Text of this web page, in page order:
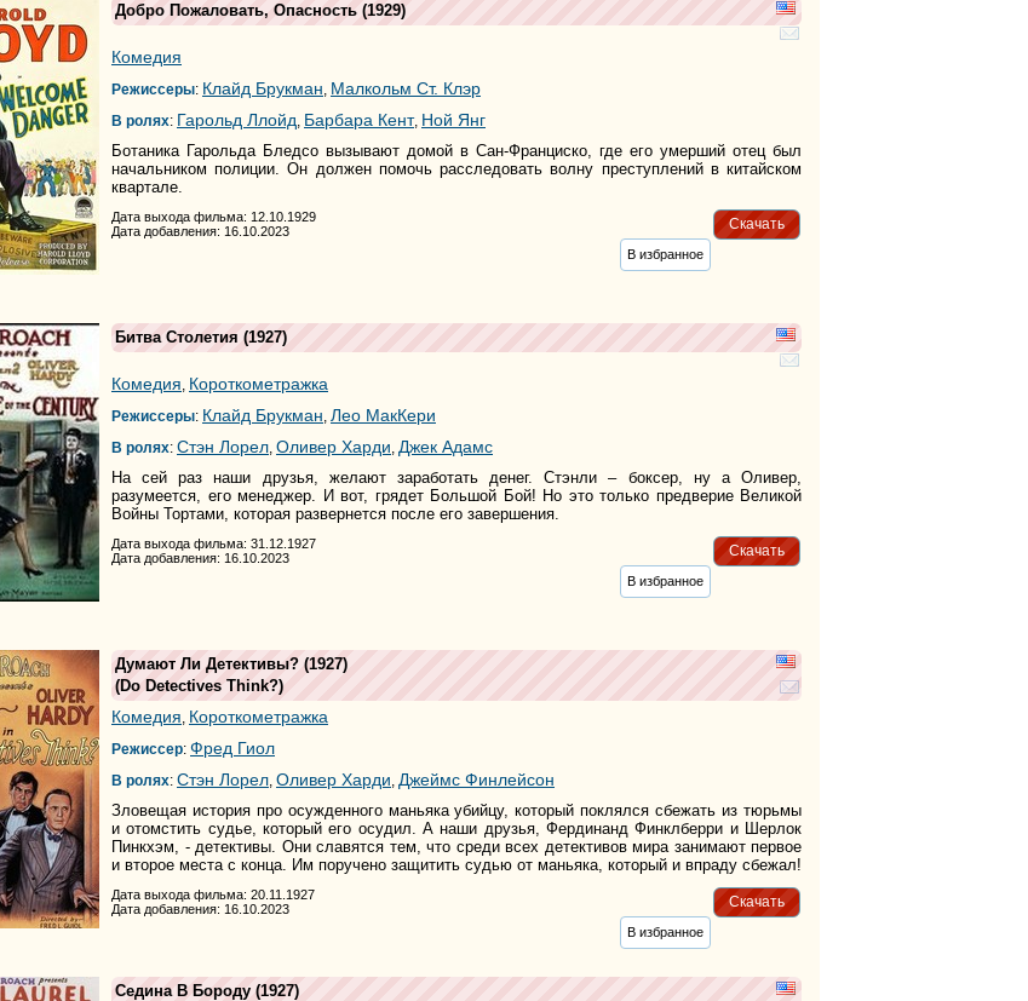
Добро Пожаловать, Опасность (1929)
Комедия
Режиссеры: Клайд Брукман, Малкольм Ст. Клэр
В ролях: Гарольд Ллойд, Барбара Кент, Ной Янг
Ботаника Гарольда Бледсо вызывают домой в Сан-Франциско, где его умерший отец был
начальником полиции. Он должен помочь расследовать волну преступлений в китайском
квартале.
Скачать
Дата выхода фильма: 12.10.1929
Дата добавления: 16.10.2023
В избранное
Битва Столетия (1927)
Комедия, Короткометражка
Режиссеры: Клайд Брукман, Лео МакКери
В ролях: Стэн Лорел, Оливер Харди, Джек Адамс
На сей раз наши друзья, желают заработать денег. Стэнли – боксер, ну а Оливер,
разумеется, его менеджер. И вот, грядет Большой Бой! Но это только предверие Великой
Войны Тортами, которая развернется после его завершения.
Скачать
Дата выхода фильма: 31.12.1927
Дата добавления: 16.10.2023
В избранное
Думают Ли Детективы? (1927)
(Do Detectives Think?)
Комедия, Короткометражка
Режиссер: Фред Гиол
В ролях: Стэн Лорел, Оливер Харди, Джеймс Финлейсон
Зловещая история про осужденного маньяка убийцу, который поклялся сбежать из тюрьмы
и отомстить судье, который его осудил. А наши друзья, Фердинанд Финклберри и Шерлок
Пинкхэм, - детективы. Они славятся тем, что среди всех детективов мира занимают первое
и второе места с конца. Им поручено защитить судью от маньяка, который и впраду сбежал!
Скачать
Дата выхода фильма: 20.11.1927
Дата добавления: 16.10.2023
В избранное
Седина В Бороду (1927)